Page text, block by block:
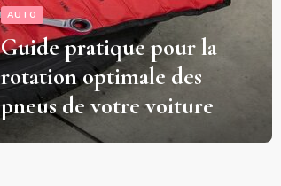
AUTO
Guide pratique pour la
rotation optimale des
pneus de votre voiture